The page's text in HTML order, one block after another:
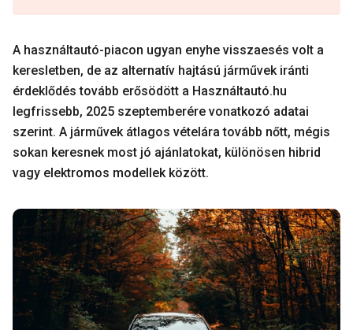
A használtautó-piacon ugyan enyhe visszaesés volt a
keresletben, de az alternatív hajtású járművek iránti
érdeklődés tovább erősödött a Használtautó.hu
legfrissebb, 2025 szeptemberére vonatkozó adatai
szerint. A járművek átlagos vételára tovább nőtt, mégis
sokan keresnek most jó ajánlatokat, különösen hibrid
vagy elektromos modellek között.